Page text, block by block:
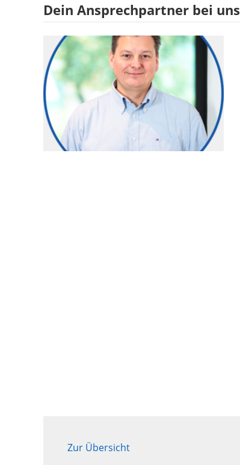
Dein Ansprechpartner bei uns
Zur Übersicht